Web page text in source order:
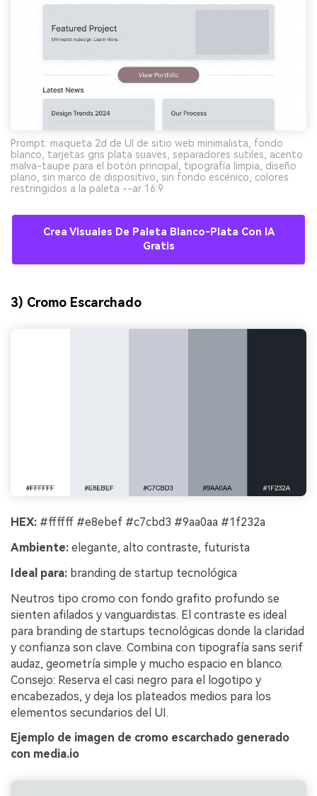
Prompt: maqueta 2d de UI de sitio web minimalista, fondo
blanco, tarjetas gris plata suaves, separadores sutiles, acento
malva-taupe para el botón principal, tipografía limpia, diseño
plano, sin marco de dispositivo, sin fondo escénico, colores
restringidos a la paleta --ar 16:9
Crea Visuales De Paleta Blanco-Plata Con IA
Gratis
3) Cromo Escarchado
HEX: #ffffff #e8ebef #c7cbd3 #9aa0aa #1f232a
Ambiente: elegante, alto contraste, futurista
Ideal para: branding de startup tecnológica
Neutros tipo cromo con fondo grafito profundo se
sienten afilados y vanguardistas. El contraste es ideal
para branding de startups tecnológicas donde la claridad
y confianza son clave. Combina con tipografía sans serif
audaz, geometría simple y mucho espacio en blanco.
Consejo: Reserva el casi negro para el logotipo y
encabezados, y deja los plateados medios para los
elementos secundarios del UI.
Ejemplo de imagen de cromo escarchado generado
con media.io